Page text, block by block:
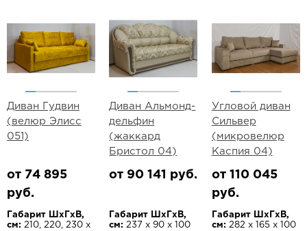
Диван Гудвин
(велюр Элисс
051)
от 74 895
руб.
Габарит ШхГхВ,
см: 210, 220, 230 х
Диван Альмонд-
дельфин
(жаккард
Бристол 04)
от 90 141 руб.
Габарит ШхГхВ,
см: 237 х 90 х 100
Угловой диван
Сильвер
(микровелюр
Каспия 04)
от 110 045
руб.
Габарит ШхГхВ,
см: 282 х 165 х 100